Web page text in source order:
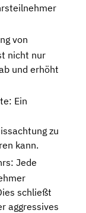
von
nicht nur
und erhöht
Ein
zu
kann.
Jede
schließt
aggressives